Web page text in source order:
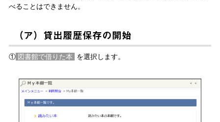
べることはできません。
（ア）貸出履歴保存の開始
①図書館で借りた本 を選択します。